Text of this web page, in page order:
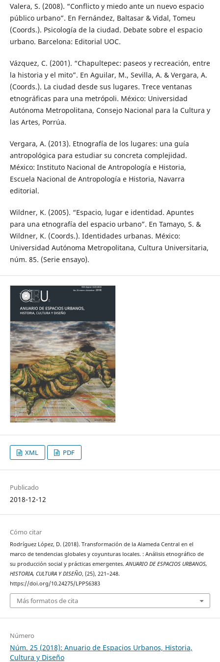
Valera, S. (2008). “Conflicto y miedo ante un nuevo espacio
público urbano”. En Fernández, Baltasar & Vidal, Tomeu
(Coords.). Psicología de la ciudad. Debate sobre el espacio
urbano. Barcelona: Editorial UOC.
Vázquez, C. (2001). “Chapultepec: paseos y recreación, entre
la historia y el mito”. En Aguilar, M., Sevilla, A. & Vergara, A.
(Coords.). La ciudad desde sus lugares. Trece ventanas
etnográficas para una metrópoli. México: Universidad
Autónoma Metropolitana, Consejo Nacional para la Cultura y
las Artes, Porrúa.
Vergara, A. (2013). Etnografía de los lugares: una guía
antropológica para estudiar su concreta complejidad.
México: Instituto Nacional de Antropología e Historia,
Escuela Nacional de Antropología e Historia, Navarra
editorial.
Wildner, K. (2005). “Espacio, lugar e identidad. Apuntes
para una etnografía del espacio urbano”. En Tamayo, S. &
Wildner, K. (Coords.). Identidades urbanas. México:
Universidad Autónoma Metropolitana, Cultura Universitaria,
núm. 85. (Serie ensayo).
XML PDF
Publicado
2018-12-12
Cómo citar
Rodríguez López, D. (2018). Transformación de la Alameda Central en el
marco de tendencias globales y coyunturas locales. : Análisis etnográfico de
su producción social y prácticas emergentes.ANUARIO DE ESPACIOS URBANOS,
HISTORIA, CULTURA Y DISEÑO, (25), 221–248.
https://doi.org/10.24275/LPPS6383
Más formatos de cita
Número
Núm. 25 (2018): Anuario de Espacios Urbanos, Historia,
Cultura y Diseño